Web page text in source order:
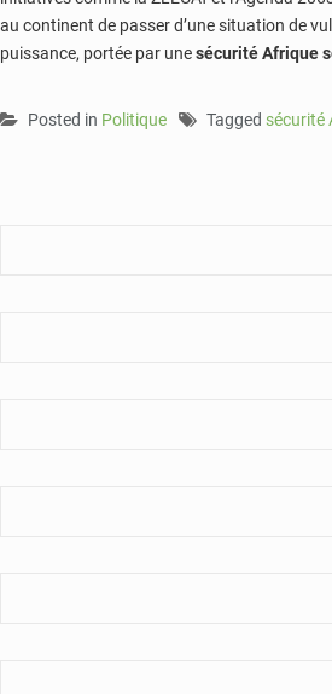
au continent de passer d’une situation de
puissance, portée par unesécurité Afrique
Posted in Politique Tagged sécurité